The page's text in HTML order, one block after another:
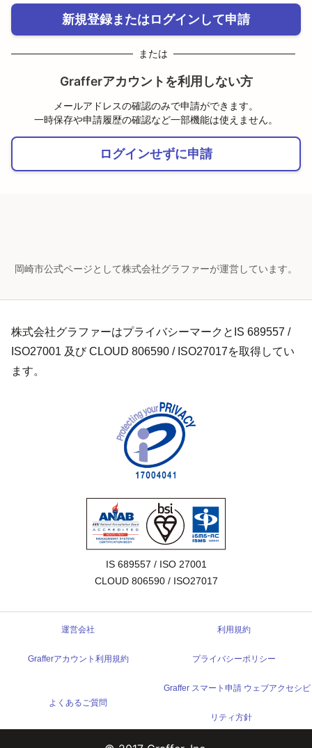
新規登録またはログインして申請
または
Grafferアカウントを利用しない方
メールアドレスの確認のみで申請ができます。
一時保存や申請履歴の確認など一部機能は使えません。
ログインせずに申請
岡崎市公式ページとして株式会社グラファーが運営しています。
株式会社グラファーはプライバシーマークとIS 689557 /
ISO27001 及び CLOUD 806590 / ISO27017を取得してい
ます。
IS 689557 / ISO 27001
CLOUD 806590 / ISO27017
運営会社 利用規約
Grafferアカウント利用規約 プライバシーポリシー
よくあるご質問
Graffer スマート申請 ウェブアクセシビ
リティ方針